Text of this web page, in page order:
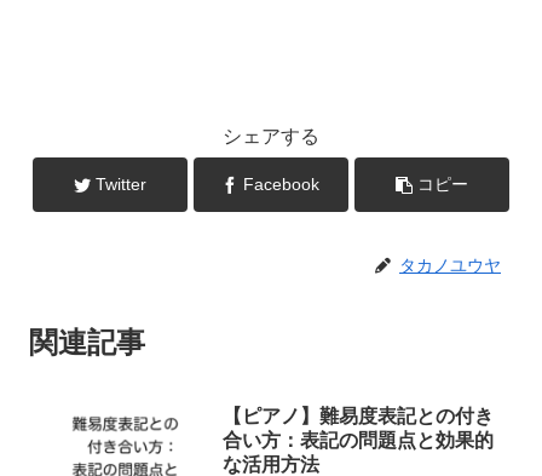
シェアする
Twitter Facebook コピー
タカノユウヤ
関連記事
【ピアノ】難易度表記との付き
合い方：表記の問題点と効果的
な活用方法